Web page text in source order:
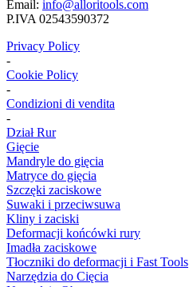
Email: info@alloritools.com
P.IVA 02543590372
Privacy Policy
-
Cookie Policy
-
Condizioni di vendita
-
Dział Rur
Gięcie
Mandryle do gięcia
Matryce do gięcia
Szczęki zaciskowe
Suwaki i przeciwsuwa
Kliny i zaciski
Deformacji końcówki rury
Imadła zaciskowe
Tłoczniki do deformacji i Fast Tools
Narzędzia do Cięcia